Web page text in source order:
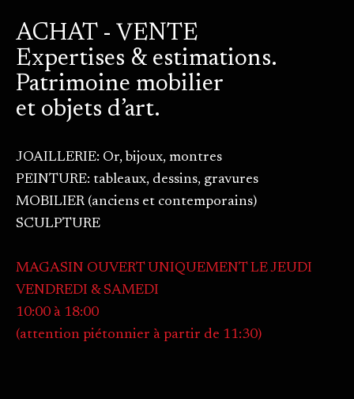
ACHAT - VENTE
Expertises & estimations.
Patrimoine mobilier
et objets d’art.
JOAILLERIE: Or, bijoux, montres
PEINTURE: tableaux, dessins, gravures
MOBILIER (anciens et contemporains)
SCULPTURE
MAGASIN OUVERT UNIQUEMENT LE JEUDI
VENDREDI & SAMEDI
10:00 à 18:00
(attention piétonnier à partir de 11:30)